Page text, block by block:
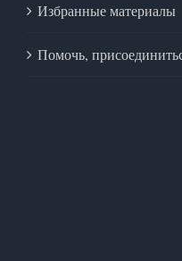
Избранные материалы
Помочь,